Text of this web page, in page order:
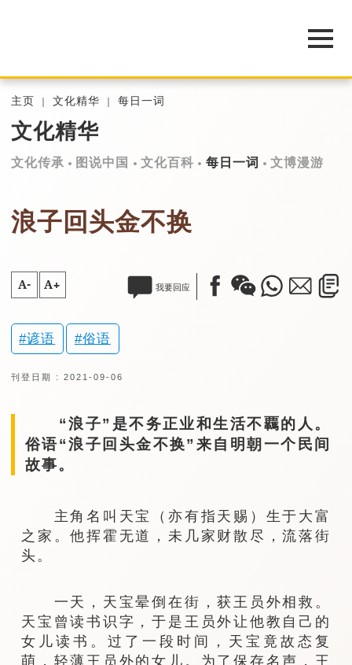
主页 文化精华 每日一词
文化精华
文化传承 图说中国 文化百科 每日一词 文博漫游
浪子回头金不换
A- A+ 我要回应
谚语 俗语
刊登日期 : 2021-09-06
“浪子”是不务正业和生活不覊的人。
俗语“浪子回头金不换”来自明朝一个民间
故事。
主角名叫天宝（亦有指天赐）生于大富
之家。他挥霍无道，未几家财散尽，流落街
头。
一天，天宝晕倒在街，获王员外相救。
天宝曾读书识字，于是王员外让他教自己的
女儿读书。过了一段时间，天宝竟故态复
萌，轻薄王员外的女儿。为了保存名声，王